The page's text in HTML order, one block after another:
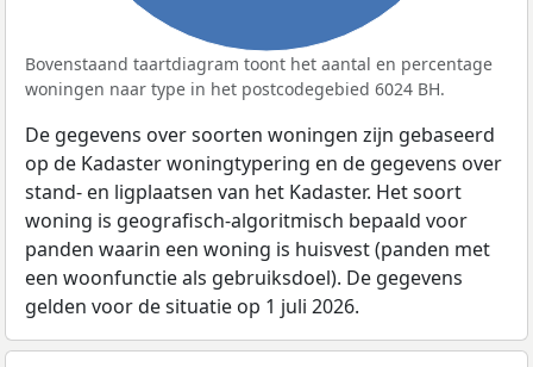
Bovenstaand taartdiagram toont het aantal en percentage
woningen naar type in het postcodegebied 6024 BH.
De gegevens over soorten woningen zijn gebaseerd
op de Kadaster woningtypering en de gegevens over
stand- en ligplaatsen van het Kadaster. Het soort
woning is geografisch-algoritmisch bepaald voor
panden waarin een woning is huisvest (panden met
een woonfunctie als gebruiksdoel). De gegevens
gelden voor de situatie op 1 juli 2026.